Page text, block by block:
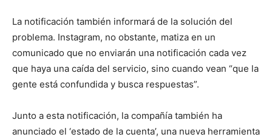
La notificación también informará de la solución del
problema. Instagram, no obstante, matiza en un
comunicado que no enviarán una notificación cada vez
que haya una caída del servicio, sino cuando vean “que la
gente está confundida y busca respuestas”.
Junto a esta notificación, la compañía también ha
anunciado el ‘estado de la cuenta’, una nueva herramienta